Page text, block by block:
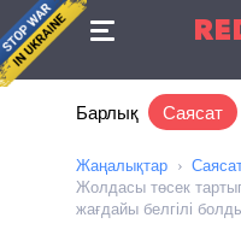
Келісімі
Барлық Саясат
Жаңалықтар
Жолдасы төсек
жағдайы белгілі